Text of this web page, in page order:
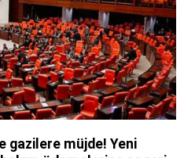
gazilere müjde! Yeni